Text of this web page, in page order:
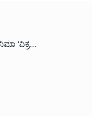
/ ಮನೆಮನೆಗೆ ಬರಲಿದೆ ಬಹುಬೇಡಿಕೆಯ ಸಿನಿಮಾ ‘ವಿಕ್ರಮ್’.